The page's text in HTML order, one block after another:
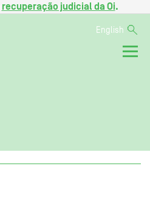
recuperação judicial da Oi.
English